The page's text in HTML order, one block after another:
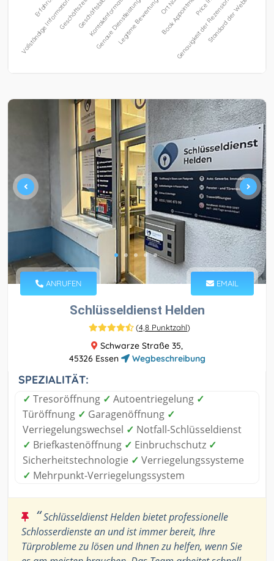
ANRUFEN EMAIL
Schlüsseldienst Helden
(4,8 Punktzahl)
Schwarze Straße 35,
45326 Essen
Wegbeschreibung
SPEZIALITÄT:
✓ Tresoröffnung ✓ Autoentriegelung ✓
Türöffnung ✓ Garagenöffnung ✓
Verriegelungswechsel ✓ Notfall-Schlüsseldienst
✓ Briefkastenöffnung ✓ Einbruchschutz ✓
Sicherheitstechnologie ✓ Verriegelungssysteme
✓ Mehrpunkt-Verriegelungssystem
“Schlüsseldienst Helden bietet professionelle
Schlosserdienste an und ist immer bereit, Ihre
Türprobleme zu lösen und Ihnen zu helfen, wenn Sie